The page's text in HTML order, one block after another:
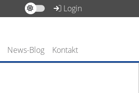
Login
News-Blog Kontakt